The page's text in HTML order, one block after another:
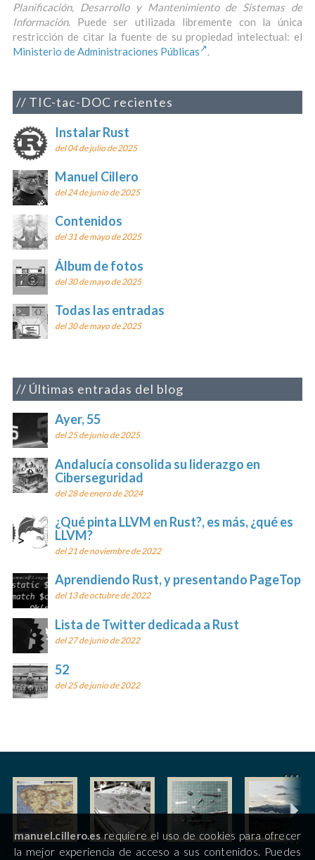
Planificación, Desarrollo y Mantenimiento de Sistemas de
Información. Puede ser utilizada libremente con la única
restricción de citar la fuente de su propiedad intelectual: el
Ministerio de Administraciones Públicas
.
TIC-tac-DOC recientes
Instalar Rust
del 04 de julio de 2025
Manuel Cillero
del 24 de junio de 2025
Contenidos
del 31 de mayo de 2025
Álbum de fotos
del 30 de mayo de 2025
Todas las entradas
del 30 de mayo de 2025
Últimas entradas del blog
Ayer, 55
del 25 de junio de 2025
Andalucía consolida su liderazgo en
Ciberseguridad
del 28 de enero de 2024
¿Qué pinta LLVM en Rust?, es más, ¿qué es
LLVM?
del 21 de noviembre de 2022
Aprendiendo Rust, y presentando PageTop
del 13 de octubre de 2022
Lista de Twitter dedicada a Rust
del 27 de junio de 2022
52
del 25 de junio de 2022
manuel.cillero.esrequiere el uso de cookies para ofrecer
la mejor experiencia de acceso a sus contenidos. Puedes